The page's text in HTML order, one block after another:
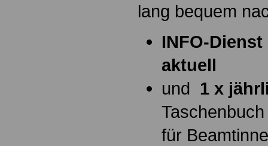
lang bequem
INFO-
aktuell
und 1 x
Taschenbuch
für